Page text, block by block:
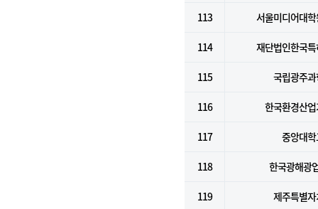
113 서울미디어대
114 재단법인한국
115 국립광주
116 한국환경산
117 중앙대
118 한국광해광
119 제주특별